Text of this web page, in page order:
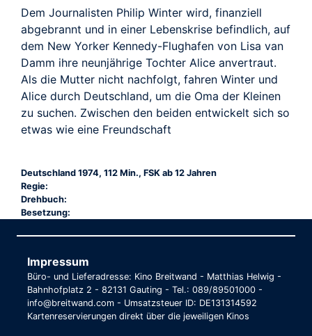
Dem Journalisten Philip Winter wird, finanziell
abgebrannt und in einer Lebenskrise befindlich, auf
dem New Yorker Kennedy-Flughafen von Lisa van
Damm ihre neunjährige Tochter Alice anvertraut.
Als die Mutter nicht nachfolgt, fahren Winter und
Alice durch Deutschland, um die Oma der Kleinen
zu suchen. Zwischen den beiden entwickelt sich so
etwas wie eine Freundschaft
Deutschland 1974, 112 Min., FSK ab 12 Jahren
Regie:
Drehbuch:
Besetzung:
Impressum
Büro- und Lieferadresse: Kino Breitwand - Matthias Helwig -
Bahnhofplatz 2 - 82131 Gauting - Tel.: 089/89501000 -
info@breitwand.com - Umsatzsteuer ID: DE131314592
Kartenreservierungen direkt über die jeweiligen Kinos